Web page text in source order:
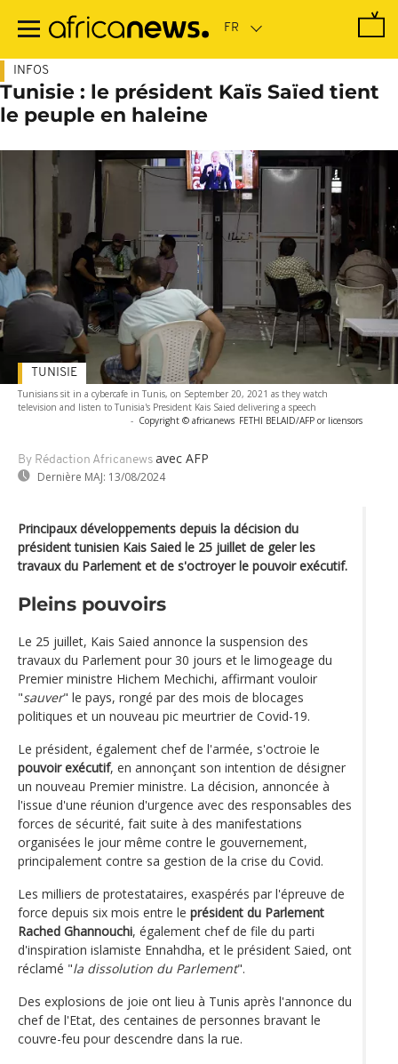
contenu
INFOS
Tunisie : le président Kaïs Saïed tient
le peuple en haleine
Tunisians sit in a cybercafe in Tunis, on September 20, 2021 as they watch
television and listen to Tunisia's President Kais Saied delivering a speech
- Copyright © africanews FETHI BELAID/AFP or licensors
By Rédaction Africanews avec AFP
Dernière MAJ: 13/08/2024
TUNISIE
Principaux développements depuis la décision du
président tunisien Kais Saied le 25 juillet de geler les
travaux du Parlement et de s'octroyer le pouvoir exécutif.
Pleins pouvoirs
Le 25 juillet, Kais Saied annonce la suspension des
travaux du Parlement pour 30 jours et le limogeage du
Premier ministre Hichem Mechichi, affirmant vouloir
"sauver" le pays, rongé par des mois de blocages
politiques et un nouveau pic meurtrier de Covid-19.
Le président, également chef de l'armée, s'octroie le
pouvoir exécutif, en annonçant son intention de désigner
un nouveau Premier ministre. La décision, annoncée à
l'issue d'une réunion d'urgence avec des responsables des
forces de sécurité, fait suite à des manifestations
organisées le jour même contre le gouvernement,
principalement contre sa gestion de la crise du Covid.
Les milliers de protestataires, exaspérés par l'épreuve de
force depuis six mois entre le président du Parlement
Rached Ghannouchi, également chef de file du parti
d'inspiration islamiste Ennahdha, et le président Saied, ont
réclamé "la dissolution du Parlement".
Des explosions de joie ont lieu à Tunis après l'annonce du
chef de l'Etat, des centaines de personnes bravant le
couvre-feu pour descendre dans la rue.